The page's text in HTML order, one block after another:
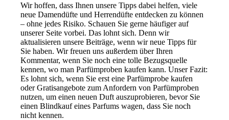
Wir hoffen, dass Ihnen unsere Tipps dabei helfen, viele
neue Damendüfte und Herrendüfte entdecken zu können
– ohne jedes Risiko. Schauen Sie gerne häufiger auf
unserer Seite vorbei. Das lohnt sich. Denn wir
aktualisieren unsere Beiträge, wenn wir neue Tipps für
Sie haben. Wir freuen uns außerdem über Ihren
Kommentar, wenn Sie noch eine tolle Bezugsquelle
kennen, wo man Parfümproben kaufen kann. Unser Fazit:
Es lohnt sich, wenn Sie erst eine Parfümprobe kaufen
oder Gratisangebote zum Anfordern von Parfümproben
nutzen, um einen neuen Duft auszuprobieren, bevor Sie
einen Blindkauf eines Parfums wagen, dass Sie noch
nicht kennen.